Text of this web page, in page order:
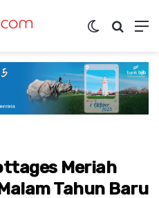
Switch skin
Meriah
Tahun Baru